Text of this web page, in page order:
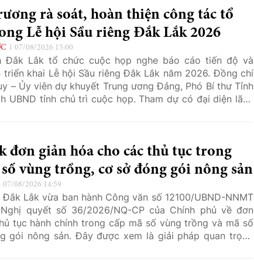
rà soát, hoàn thiện công tác tổ
Lễ hội Sầu riêng Đắk Lắk 2026
07/08/2026 15:00
Đắk Lắk tổ chức cuộc họp nghe báo cáo tiến độ và
triển khai Lễ hội Sầu riêng Đắk Lắk năm 2026. Đồng chí
– Ủy viên dự khuyết Trung ương Đảng, Phó Bí thư Tỉnh
UBND tỉnh chủ trì cuộc họp. Tham dự có đại diện lãnh
đơn giản hóa cho các thủ tục trong
số vùng trồng, cơ sở đóng gói nông sản
07/08/2026 14:59
Đắk Lắk vừa ban hành Công văn số 12100/UBND-NNMT
quyết số 36/2026/NQ-CP của Chính phủ về đơn
tục hành chính trong cấp mã số vùng trồng và mã số
gói nông sản. Đây được xem là giải pháp quan trọng